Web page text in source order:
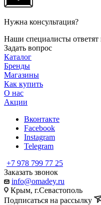
Нужна консультация?
Наши специалисты
Задать вопрос
Каталог
Бренды
Магазины
Как купить
О нас
Акции
Вконтакте
Facebook
Instagram
Telegram
+7 978 799 77 25
Заказать звонок
info@omadey.ru
Крым, г.Севастополь
Подписаться на рассылку